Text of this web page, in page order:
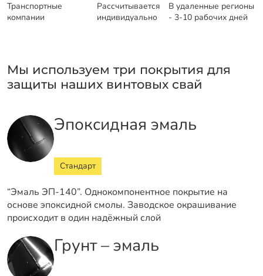
Транспортные
компании
Рассчитывается
индивидуально
В удаленные регионы
- 3-10 рабочих дней
Мы используем три покрытия для
защиты наших винтовых свай
Эпоксидная эмаль
Стандарт
“Эмаль ЭП-140”. Однокомпонентное покрытие на
основе эпоксидной смолы. Заводское окрашивание
происходит в один надёжный слой
Грунт – эмаль